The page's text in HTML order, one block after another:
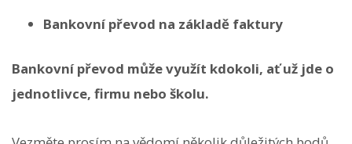
Bankovní převod na základě faktury
Bankovní převod může využít kdokoli, ať už jde o
jednotlivce, firmu nebo školu.